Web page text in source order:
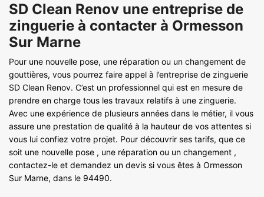
SD Clean Renov une entreprise de
zinguerie à contacter à Ormesson
Sur Marne
Pour une nouvelle pose, une réparation ou un changement de
gouttières, vous pourrez faire appel à l’entreprise de zinguerie
SD Clean Renov. C’est un professionnel qui est en mesure de
prendre en charge tous les travaux relatifs à une zinguerie.
Avec une expérience de plusieurs années dans le métier, il vous
assure une prestation de qualité à la hauteur de vos attentes si
vous lui confiez votre projet. Pour découvrir ses tarifs, que ce
soit une nouvelle pose , une réparation ou un changement ,
contactez-le et demandez un devis si vous êtes à Ormesson
Sur Marne, dans le 94490.